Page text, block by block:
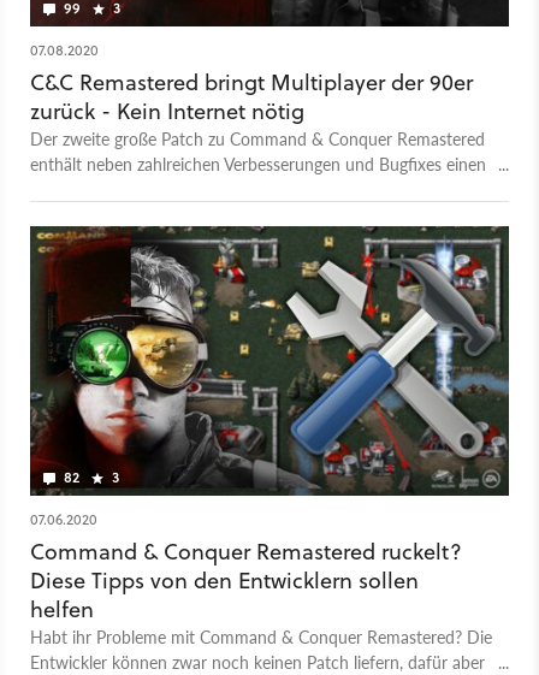
99 3
07.08.2020
C&C Remastered bringt Multiplayer der 90er
zurück - Kein Internet nötig
Der zweite große Patch zu Command & Conquer Remastered
enthält neben zahlreichen Verbesserungen und Bugfixes einen
82 3
07.06.2020
Command & Conquer Remastered ruckelt?
Diese Tipps von den Entwicklern sollen
helfen
Habt ihr Probleme mit Command & Conquer Remastered? Die
Entwickler können zwar noch keinen Patch liefern, dafür aber